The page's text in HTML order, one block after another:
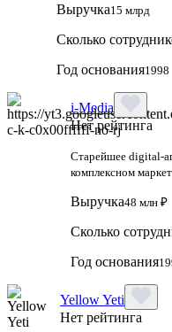
Выручка15 млрд
Сколько
Год основания1998
i-Media
Нет рейтинга
Старейшее digital-
комплексном
Выручка48 млн ₽
Сколько
Год основания
Yellow Yeti
Нет рейтинга